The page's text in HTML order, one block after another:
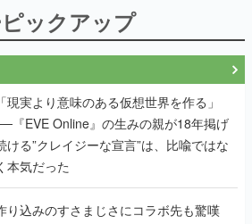
ックアップ
「現実より意味のある仮想世界を作る」
『EVE Online』の生みの親が18年掲げ
ける”クレイジーな宣言”は、比喩ではな
本気だった
り込みのすさまじさにコラボ先も驚嘆